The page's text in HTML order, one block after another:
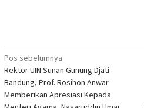
Navigasi
pos
Pos sebelumnya
Rektor UIN Sunan Gunung Djati
Bandung, Prof. Rosihon Anwar
Memberikan Apresiasi Kepada